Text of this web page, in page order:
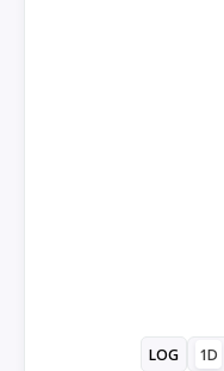
LOG 1D